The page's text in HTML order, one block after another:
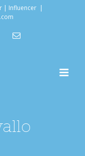
| Influencer |
Email